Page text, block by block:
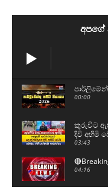
00:00
කුරුවිට
දිවි අහිමි
03:43
04:16